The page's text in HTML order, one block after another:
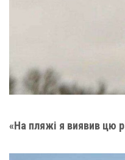
«На пляжі я виявив цю